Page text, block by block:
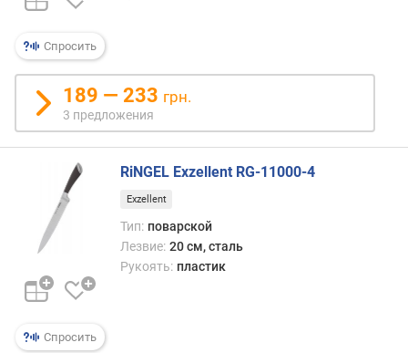
Спросить
189 — 233 грн.
3 предложения
Спросить
RiNGEL Exzellent RG-11000-4
Exzellent
Тип: поварской
Лезвие: 20 см, сталь
Рукоять: пластик